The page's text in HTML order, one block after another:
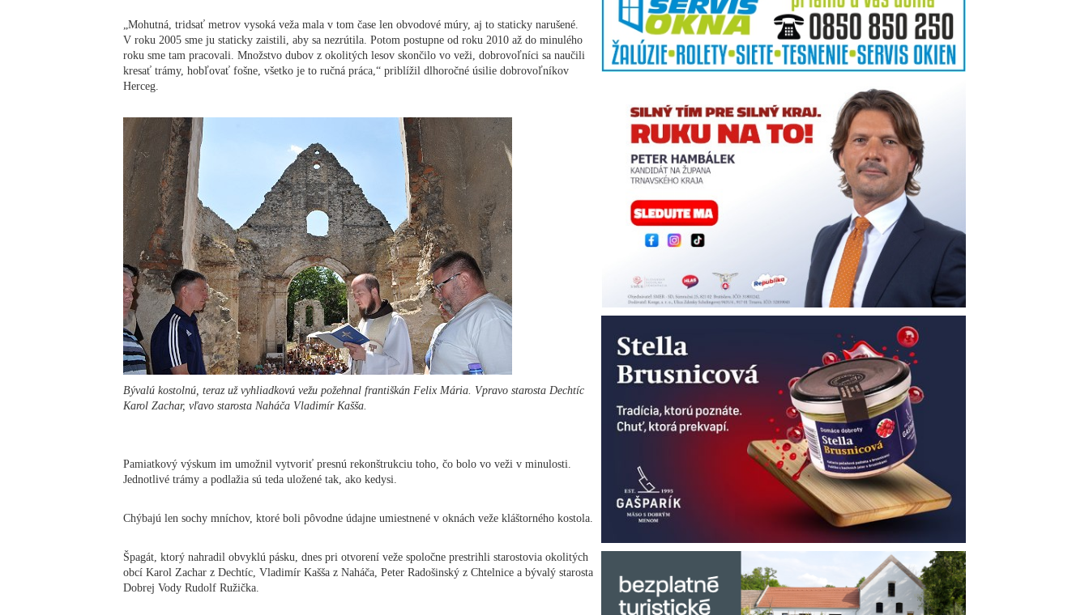
„Mohutná, tridsať metrov vysoká veža mala v tom čase len obvodové múry, aj to staticky narušené.
V roku 2005 sme ju staticky zaistili, aby sa nezrútila. Potom postupne od roku 2010 až do minulého
roku sme tam pracovali. Množstvo dubov z okolitých lesov skončilo vo veži, dobrovoľníci sa naučili
kresať trámy, hobľovať fošne, všetko je to ručná práca,“ priblížil dlhoročné úsilie dobrovoľníkov
Herceg.
Bývalú kostolnú, teraz už vyhliadkovú vežu požehnal františkán Felix Mária. Vpravo starosta Dechtíc
Karol Zachar, vľavo starosta Naháča Vladimír Kašša.
Pamiatkový výskum im umožnil vytvoriť presnú rekonštrukciu toho, čo bolo vo veži v minulosti.
Jednotlivé trámy a podlažia sú teda uložené tak, ako kedysi.
Chýbajú len sochy mníchov, ktoré boli pôvodne údajne umiestnené v oknách veže kláštorného kostola.
Špagát, ktorý nahradil obvyklú pásku, dnes pri otvorení veže spoločne prestrihli starostovia okolitých
obcí Karol Zachar z Dechtíc, Vladimír Kašša z Naháča, Peter Radošinský z Chtelnice a bývalý starosta
Dobrej Vody Rudolf Ružička.